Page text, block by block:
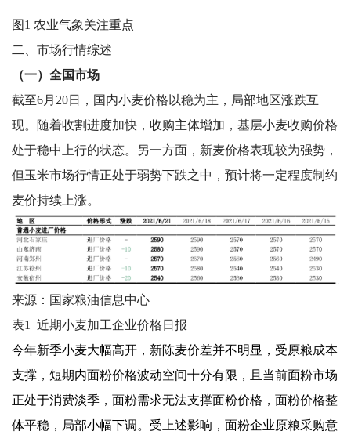
图1 农业气象关注重点
二、市场行情综述
（一）全国市场
截至6月20日，国内小麦价格以稳为主，局部地区涨跌互
现。随着收割进度加快，收购主体增加，基层小麦收购价格
处于稳中上行的状态。另一方面，新麦价格表现较为强势，
但玉米市场行情正处于弱势下跌之中，预计将一定程度制约
麦价持续上涨。
来源：国家粮油信息中心
表1 近期小麦加工企业价格日报
今年新季小麦大幅高开，新陈麦价差并不明显，受原粮成本
支撑，短期内面粉价格波动空间十分有限，且当前面粉市场
正处于消费淡季，面粉需求无法支撑面粉价格，面粉价格整
体平稳，局部小幅下调。受上述影响，面粉企业原粮采购意